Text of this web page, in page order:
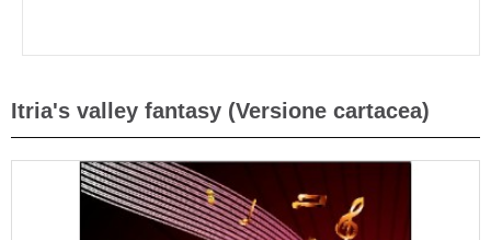
Itria's valley fantasy (Versione cartacea)